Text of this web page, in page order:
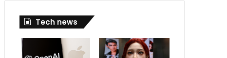
Tech news